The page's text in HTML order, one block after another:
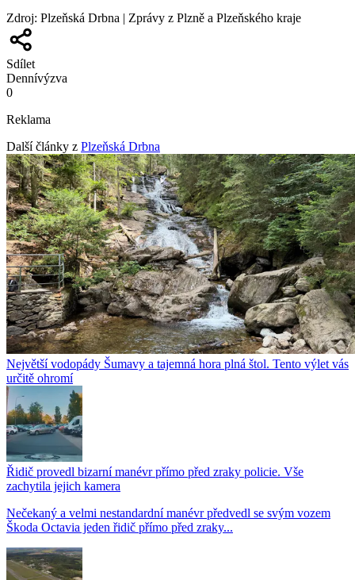
Zdroj: Plzeňská Drbna | Zprávy z Plzně a Plzeňského kraje
Sdílet
Dennívýzva
0
Reklama
Další články z Plzeňská Drbna
Největší vodopády Šumavy a tajemná hora plná štol. Tento výlet vás
určitě ohromí
Řidič provedl bizarní manévr přímo před zraky policie. Vše
zachytila jejich kamera
Nečekaný a velmi nestandardní manévr předvedl se svým vozem
Škoda Octavia jeden řidič přímo před zraky...